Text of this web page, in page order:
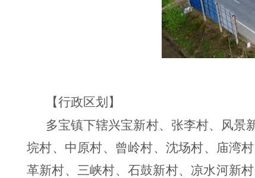
【行政区划】
多宝镇下辖兴宝新村、张李村、风景
垸村、中原村、曾岭村、沈场村、庙湾
革新村、三峡村、石鼓新村、凉水河新